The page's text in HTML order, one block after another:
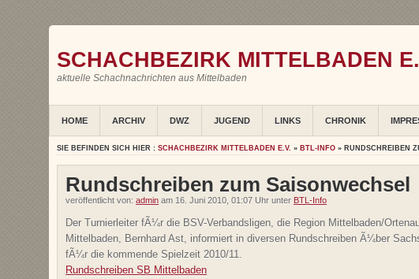
SCHACHBEZIRK MITTELBADEN
aktuelle Schachnachrichten aus Mittelbaden
HOME ARCHIV DWZ JUGEND LINKS CHRONIK
SIE BEFINDEN SICH HIER : SCHACHBEZIRK MITTELBADEN E.V. » BTL-INFO » RUNDSCHREIBEN
Rundschreiben zum Saisonwechsel
veröffentlicht von: admin am 16. Juni 2010, 01:07 Uhr unter BTL-Info
Der Turnierleiter fÃ¼r die BSV-Verbandsligen, die Region Mittelbaden/
Mittelbaden, Bernhard Ast, informiert in diversen Rundschreiben Ã¼ber
fÃ¼r die kommende Spielzeit 2010/11.
Rundschreiben SB Mittelbaden